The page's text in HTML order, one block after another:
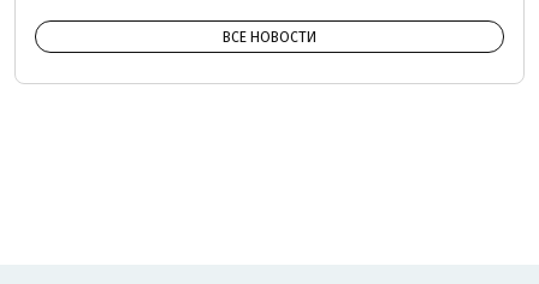
ВСЕ НОВОСТИ